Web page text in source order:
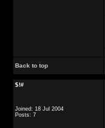
Back to top
$!#
Joined: 18 Jul 2004
Posts: 7